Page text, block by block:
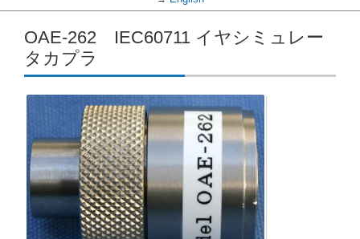
コンテンツに移動
OAE-262 IEC60711 イヤシミュレー
タカプラ